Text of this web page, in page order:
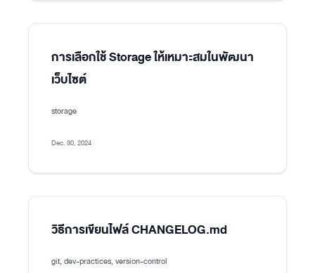
การเลือกใช้ Storage ให้เหมาะสมในพัฒนา
เว็บไซต์
storage
Dec. 30, 2024
วิธีการเขียนไฟล์ CHANGELOG.md
git, dev-practices, version-control